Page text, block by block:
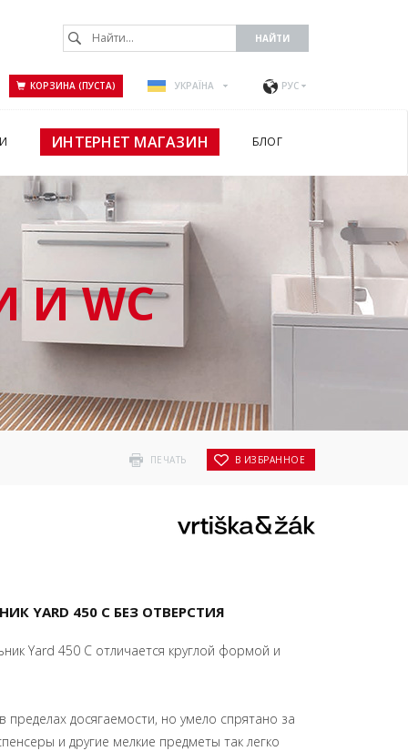
КОРЗИНА (ПУСТА) УКРАЇНА РУС
ИНТЕРНЕТ МАГАЗИН БЛОГ
WC
ПЕЧАТЬ В ИЗБРАННОЕ
YARD 450 C БЕЗ ОТВЕРСТИЯ
Yard 450 C отличается круглой формой и
пределах досягаемости, но умело спрятано за
и другие мелкие предметы так легко